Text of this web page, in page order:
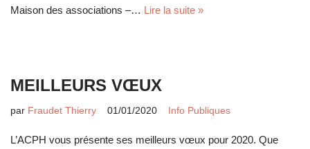
Maison des associations –… Lire la suite »
MEILLEURS VŒUX
par Fraudet Thierry 01/01/2020 Info Publiques
L’ACPH vous présente ses meilleurs vœux pour 2020. Que